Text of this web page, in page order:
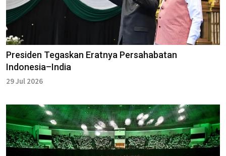
Presiden Tegaskan Eratnya Persahabatan
Indonesia–India
29 Jul 2026